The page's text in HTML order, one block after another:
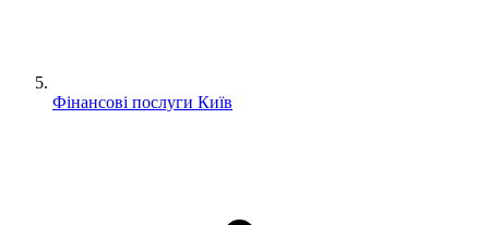
Фінансові послуги Київ